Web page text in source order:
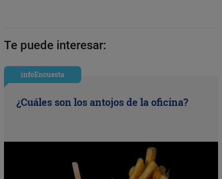
Te puede interesar:
infoEncuesta
¿Cuáles son los antojos de la oficina?